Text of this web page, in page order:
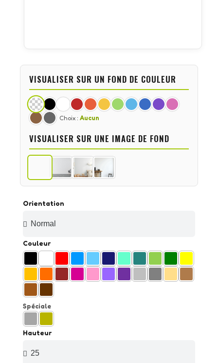
Orientation
Couleur
Spéciale
Hauteur
VISUALISER SUR UN FOND DE COULEUR
Choix : Aucun
VISUALISER SUR UNE IMAGE DE FOND